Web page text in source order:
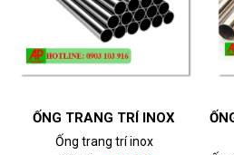
ỐNG TRANG TRÍ INOX
Ống trang trí inox